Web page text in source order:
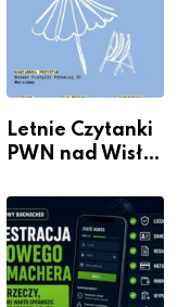
Letnie Czytanki
PWN nad Wisłą.
książką, kawą i
chwilą dla
siebie